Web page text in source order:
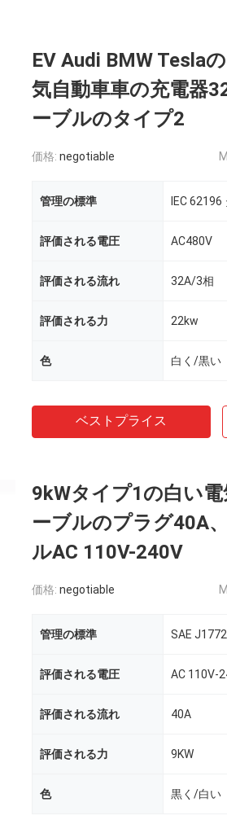
EV Audi BMW Tesla
気自動車車の充電器
ーブルのタイプ2
価格: negotiable
管理の標準 IEC 62196
評価される電圧 AC480V
評価される流れ 32A/3相
評価される力 22kw
色 白く/黒い
ベストプライス
9kWタイプ1の白い
ーブルのプラグ40A
ルAC 110V-240V
価格: negotiable
管理の標準 SAE
評価される電圧 AC 110V-
評価される流れ 40A
評価される力 9KW
色 黒く/白い